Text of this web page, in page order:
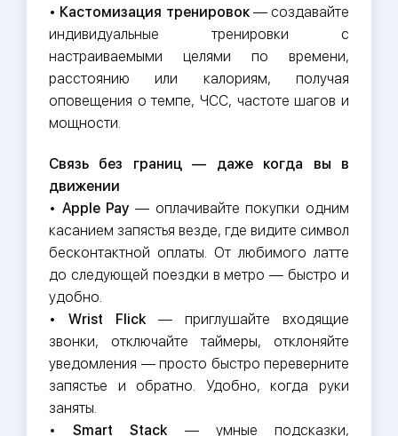
• Кастомизация тренировок— создавайте
индивидуальные тренировки с
настраиваемыми целями по времени,
расстоянию или калориям, получая
оповещения о темпе, ЧСС, частоте шагов и
мощности.
Связь без границ — даже когда вы в
движении
• Apple Pay — оплачивайте покупки одним
касанием запястья везде, где видите символ
бесконтактной оплаты. От любимого латте
до следующей поездки в метро — быстро и
удобно.
• Wrist Flick — приглушайте входящие
звонки, отключайте таймеры, отклоняйте
уведомления — просто быстро переверните
запястье и обратно. Удобно, когда руки
заняты.
•Smart Stack — умные подсказки,